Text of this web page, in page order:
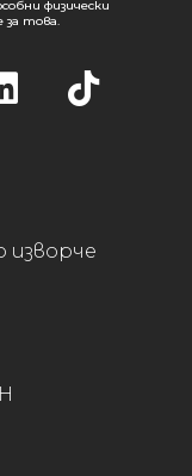
физически
за това.
изворче